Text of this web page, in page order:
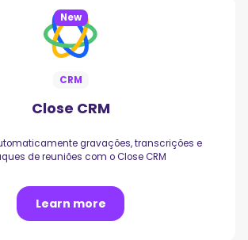
New
CRM
Close CRM
gravações, transcrições e
de reuniões com o Close CRM
Learn more